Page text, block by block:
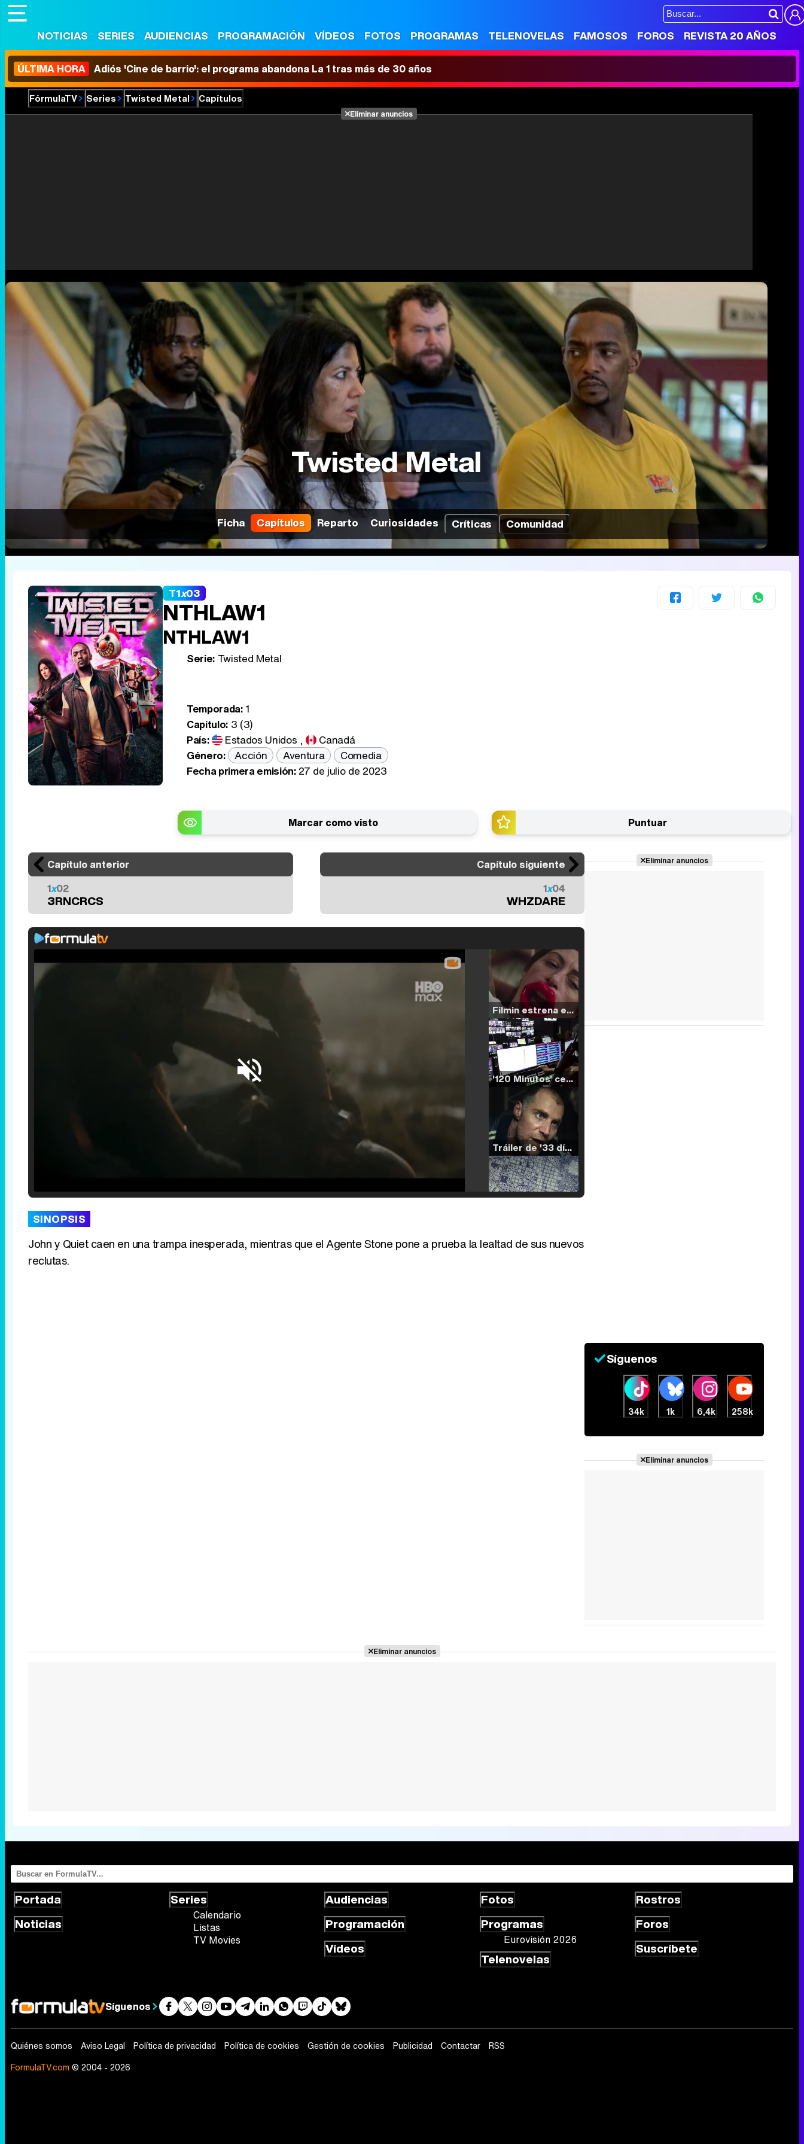
NOTICIAS SERIES AUDIENCIAS PROGRAMACIÓN VÍDEOS FOTOS PROGRAMAS TELENOVELAS FAMOSOS FOROS REVISTA 20 AÑOS
ÚLTIMA HORA Adiós 'Cine de barrio': el programa abandona La 1 tras más de 30 años
FórmulaTV Series Twisted Metal Capítulos
Eliminar anuncios
Twisted Metal
Ficha Capítulos Reparto Curiosidades Críticas Comunidad
T1x03
NTHLAW1
NTHLAW1
Serie:Twisted Metal
Temporada:1
Capítulo:3 (3)
País:
Estados Unidos ,
Canadá
Género:
Acción Aventura
Comedia
Fecha primera emisión:27 de julio de 2023
Marcar como visto Puntuar
Capítulo anterior
1x02
3RNCRCS
Capítulo siguiente
1x04
WHZDARE
Filmin estrena el tráiler de 'Millennial Mal', su nueva comedia universitaria de la mano de Lorena Iglesias
'120 Minutos' celebra sus 2.000 programas en Telemadrid con un vídeo del día a día en la redacción
Tráiler de '33 días', la nueva serie de Atresplayer con Julián Villagrán y José Manuel Poga
SINOPSIS
John y Quiet caen en una trampa inesperada, mientras que el Agente Stone pone a prueba la lealtad de sus nuevos
reclutas.
Eliminar anuncios
Síguenos
34k 1k 6,4k 258k
Eliminar anuncios
Eliminar anuncios
Portada
Noticias
Series
Calendario
Listas
TV Movies
Audiencias
Programación
Vídeos
Fotos
Programas
Eurovisión 2026
Telenovelas
Rostros
Foros
Suscríbete
Síguenos
Quiénes somos Aviso Legal Política de privacidad Política de cookies Gestión de cookies Publicidad Contactar
RSS
FormulaTV.com © 2004 - 2026